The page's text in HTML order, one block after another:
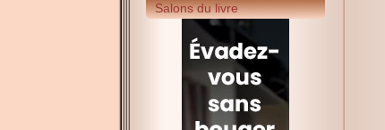
Salons du livre